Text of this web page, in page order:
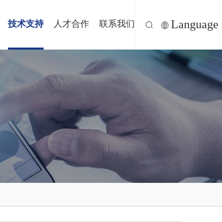
技术支持 人才合作 联系我们 Language